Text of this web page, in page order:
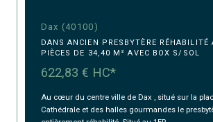
Dax (40100)
DANS ANCIEN PRESBYTÈRE
PIÈCES DE 34,40 M² AVEC BOX S/SOL
622,83 € HC*
Au cœur du centre ville de Dax , situé sur la
Cathédrale et des halles gourmandes le